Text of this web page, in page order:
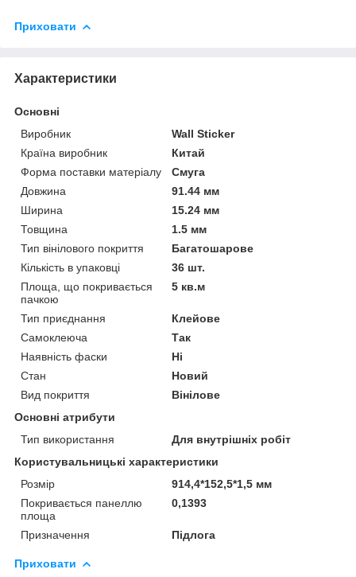
Приховати
Характеристики
Основні
Виробник
Wall Sticker
Країна виробник
Китай
Форма поставки матеріалу
Смуга
Довжина
91.44 мм
Ширина
15.24 мм
Товщина
1.5 мм
Тип вінілового покриття
Багатошарове
Кількість в упаковці
36 шт.
Площа, що покривається
пачкою
5 кв.м
Тип приєднання
Клейове
Самоклеюча
Так
Наявність фаски
Ні
Стан
Новий
Вид покриття
Вінілове
Основні атрибути
Тип використання
Для внутрішніх робіт
Користувальницькі характеристики
Розмір
914,4*152,5*1,5 мм
Покривається панеллю
площа
0,1393
Призначення Підлога
Приховати